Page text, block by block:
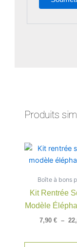
Produits
Boîte à bons
Kit Rentrée
Modèle
7,90 € –